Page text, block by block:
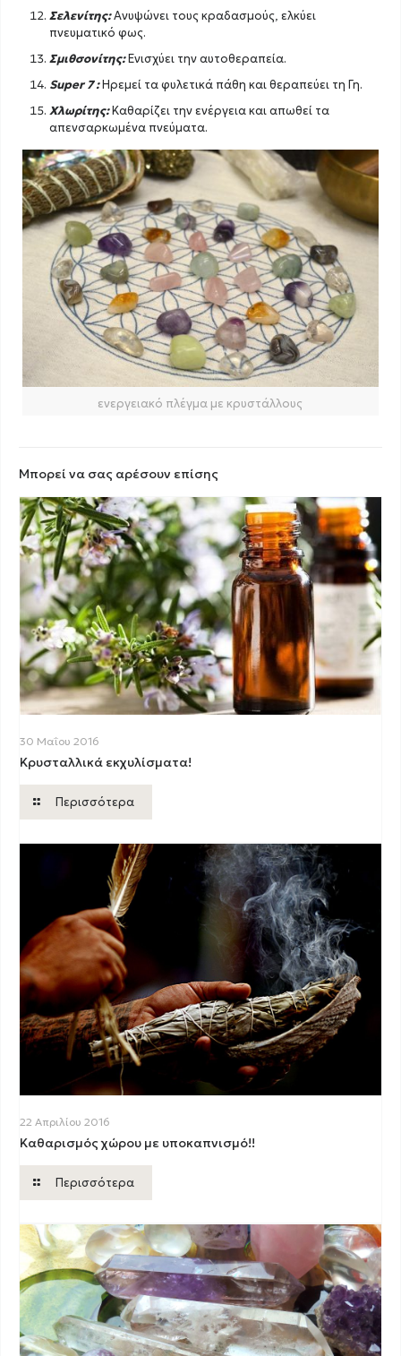
Σελενίτης:Ανυψώνει τους κραδασμούς, ελκύει
πνευματικό φως.
Σμιθσονίτης:Ενισχύει την αυτοθεραπεία.
Super 7 :Ηρεμεί τα φυλετικά πάθη και θεραπεύει τη Γη.
Χλωρίτης:Καθαρίζει την ενέργεια και απωθεί τα
απενσαρκωμένα πνεύματα.
ενεργειακό πλέγμα με κρυστάλλους
Μπορεί να σας αρέσουν επίσης
30 Μαΐου 2016
Κρυσταλλικά εκχυλίσματα!
Περισσότερα
22 Απριλίου 2016
Καθαρισμός χώρου με υποκαπνισμό!!
Περισσότερα